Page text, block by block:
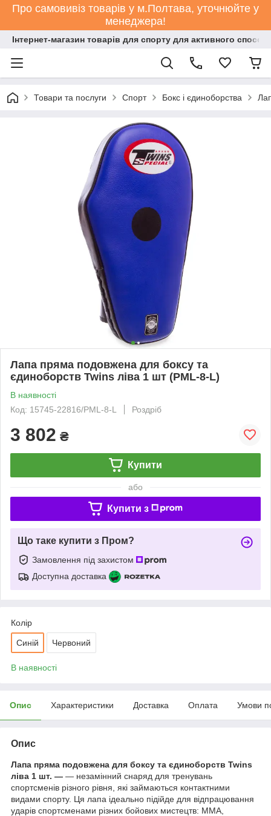
Про самовивіз товарів у м.Полтава, уточнюйте у
менеджера!
Інтернет-магазин товарів для спорту для активного
Товари та послуги Спорт Бокс і єдиноборства
Лапа пряма подовжена для боксу та
єдиноборств Twins ліва 1 шт (PML-8-L)
В наявності
Код: 15745-22816/PML-8-L
Роздріб
3 802 ₴
Купити
або
Купити з
Що таке купити з Пром?
Замовлення під захистом
Доступна доставка
Колір
Синій Червоний
В наявності
Опис Характеристики Доставка Оплата Умови
Опис
Лапа пряма подовжена для боксу та єдиноборств Twins
ліва 1 шт. — — незамінний снаряд для тренувань
спортсменів різного рівня, які займаються контактними
видами спорту. Ця лапа ідеально підійде для відпрацювання
ударів спортсменами різних бойових мистецтв: MMA,